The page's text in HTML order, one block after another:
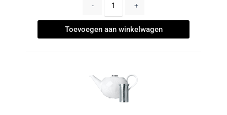
- +
Toevoegen aan winkelwagen